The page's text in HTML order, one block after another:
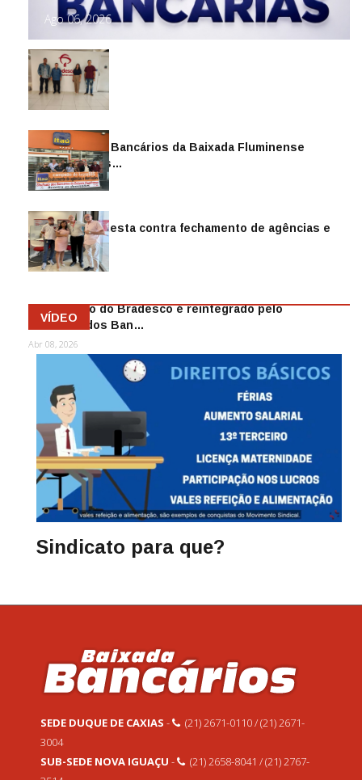
Ago 06, 2026
Sindicato dos Bancários da Baixada Fluminense
reintegra mais…
Jul 14, 2026
Sindicato protesta contra fechamento de agências e
as demiss…
Mai 13, 2026
Funcionário do Bradesco é reintegrado pelo
Sindicato dos Ban…
Abr 08, 2026
VÍDEO
Sindicato para que?
SEDE DUQUE DE CAXIAS -
(21) 2671-0110 / (21) 2671-
3004
SUB-SEDE NOVA IGUAÇU -
(21) 2658-8041 / (21) 2767-